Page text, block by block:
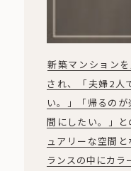
新築マンション
され、「夫婦2人
い。」「帰るの
間にしたい。」
ュアリーな空間
ランスの中にカ